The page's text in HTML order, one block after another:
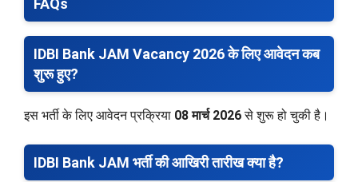
FAQs
IDBI Bank JAM Vacancy 2026 के लिए आवेदन कब
शुरू हुए?
इस भर्ती के लिए आवेदन प्रक्रिया 08 मार्च 2026से शुरू हो चुकी है।
IDBI Bank JAM भर्ती की आखिरी तारीख क्या है?